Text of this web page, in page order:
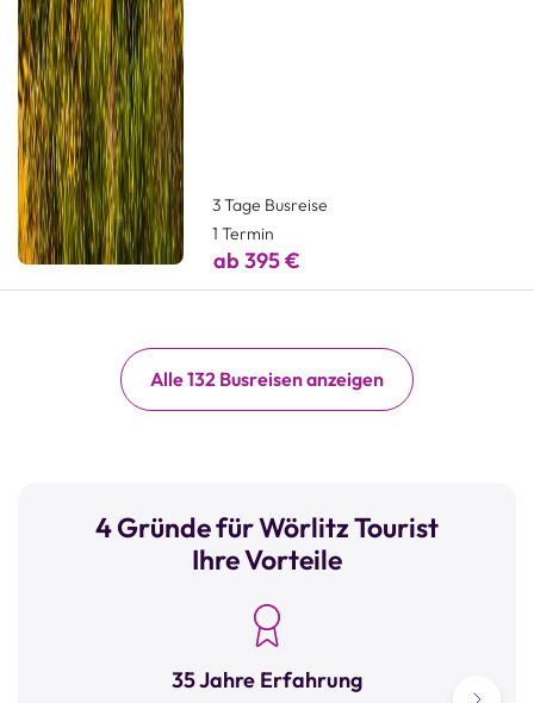
3 Tage Busreise
1 Termin
ab 395 €
Alle 132 Busreisen anzeigen
4 Gründe für Wörlitz Tourist
Ihre Vorteile
35 Jahre Erfahrung